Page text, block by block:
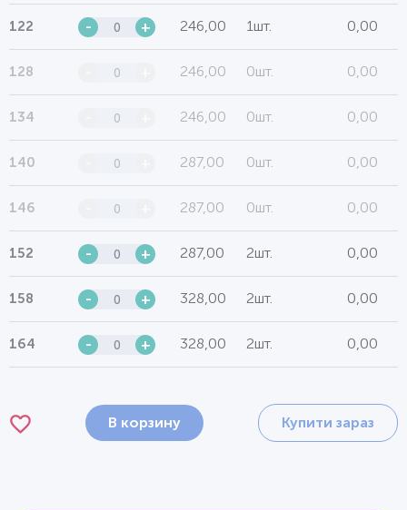
122 - + 246,00 1шт. 0,00
128 246,00 0шт. 0,00
134 246,00 0шт. 0,00
140 287,00 0шт. 0,00
146 287,00 0шт. 0,00
152 - + 287,00 2шт. 0,00
158 - + 328,00 2шт. 0,00
164 - + 328,00 2шт. 0,00
В корзину Купити зараз